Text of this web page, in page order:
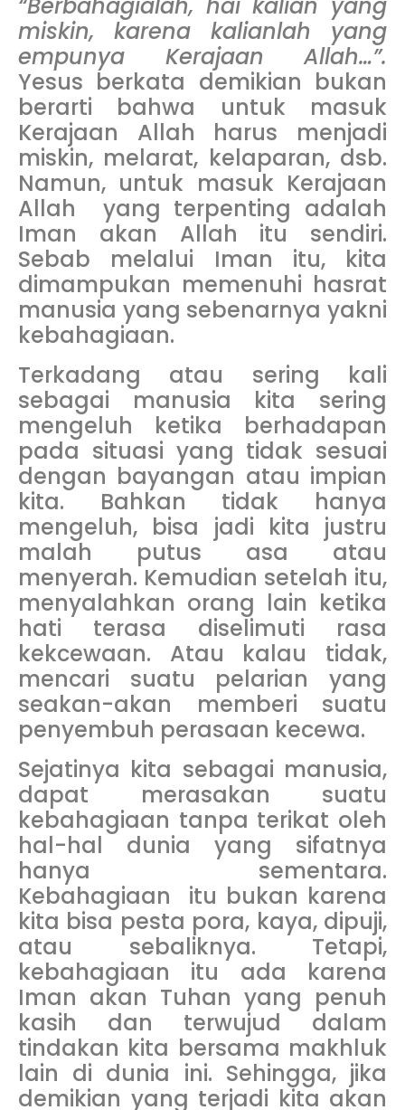
miskin, karena kalianlah yang
empunya Kerajaan Allah…”.
Yesus berkata demikian bukan
berarti bahwa untuk masuk
Kerajaan Allah harus menjadi
miskin, melarat, kelaparan, dsb.
Namun, untuk masuk Kerajaan
Allah yang terpenting adalah
Iman akan Allah itu sendiri.
Sebab melalui Iman itu, kita
dimampukan memenuhi hasrat
manusia yang sebenarnya yakni
kebahagiaan.
Terkadang atau sering kali
sebagai manusia kita sering
mengeluh ketika berhadapan
pada situasi yang tidak sesuai
dengan bayangan atau impian
kita. Bahkan tidak hanya
mengeluh, bisa jadi kita justru
malah putus asa atau
menyerah. Kemudian setelah itu,
menyalahkan orang lain ketika
hati terasa diselimuti rasa
kekcewaan. Atau kalau tidak,
mencari suatu pelarian yang
seakan-akan memberi suatu
penyembuh perasaan kecewa.
Sejatinya kita sebagai manusia,
dapat merasakan suatu
kebahagiaan tanpa terikat oleh
hal-hal dunia yang sifatnya
hanya sementara.
Kebahagiaan itu bukan karena
kita bisa pesta pora, kaya, dipuji,
atau sebaliknya. Tetapi,
kebahagiaan itu ada karena
Iman akan Tuhan yang penuh
kasih dan terwujud dalam
tindakan kita bersama makhluk
lain di dunia ini. Sehingga, jika
demikian yang terjadi kita akan